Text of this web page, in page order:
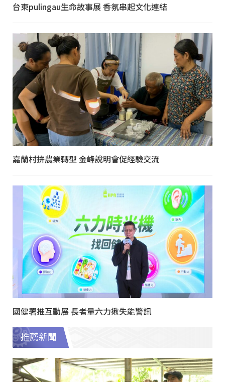
台東pulingau生命故事展 香氛串起文化連結
嘉蘭村拚農業轉型 金峰說明會促經驗交流
國健署推互動展 長者量六力揪失能警訊
推薦新聞